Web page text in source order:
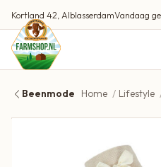
Kortland 42, AlblasserdamVandaag
Beenmode Home Lifestyle